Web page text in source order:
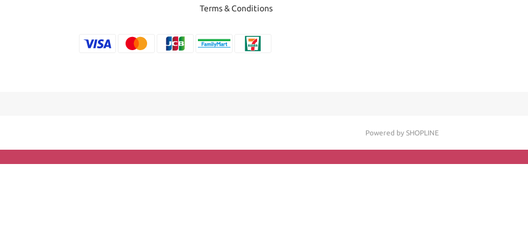
Terms & Conditions
Powered by SHOPLINE